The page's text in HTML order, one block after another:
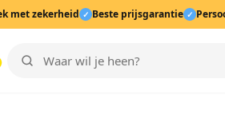
met zekerheid ✓ Beste prijsgarantie ✓